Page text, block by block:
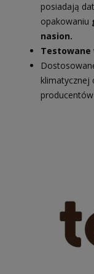
posiadają
opakowaniu
nasion.
Testowane
klimatycznej